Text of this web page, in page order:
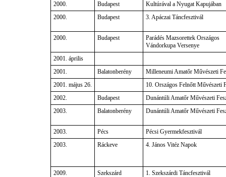
2000.
Budapest
Kultúrával a Nyugat Kapujában
2000.
Budapest 3. Apáczai Táncfesztivál
2000. Budapest
Parádés Mazsorettek Országos
Vándorkupa Versenye
2001. április
2001.
Balatonberény
Milleneumi Amatőr Művészeti
2001. május 26.
10. Országos Felnőtt Művészeti
2002.
Budapest
Dunántúli Amatőr Művészeti
2003.
Balatonberény Dunántúli Amatőr Művészeti
2003. Pécs
Pécsi Gyermekfesztivál
2003.
Ráckeve 4. János Vitéz Napok
2009. Szekszárd
1. Szekszárdi Táncfesztivál